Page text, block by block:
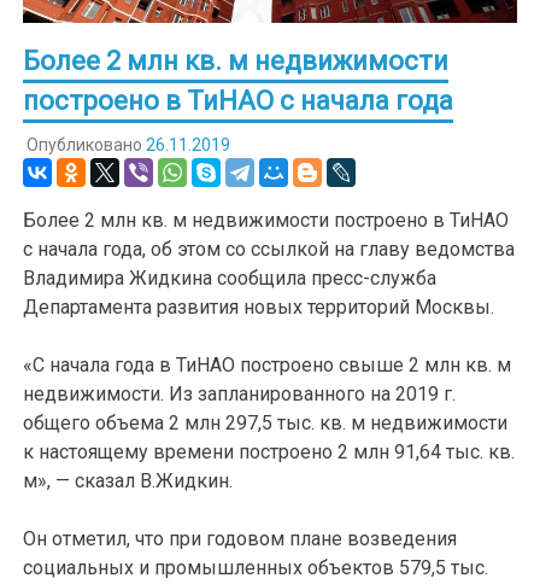
Более 2 млн кв. м недвижимости
построено в ТиНАО с начала года
Опубликовано 26.11.2019
Более 2 млн кв. м недвижимости построено в ТиНАО
с начала года, об этом со ссылкой на главу ведомства
Владимира Жидкина сообщила пресс-служба
Департамента развития новых территорий Москвы.
«С начала года в ТиНАО построено свыше 2 млн кв. м
недвижимости. Из запланированного на 2019 г.
общего объема 2 млн 297,5 тыс. кв. м недвижимости
к настоящему времени построено 2 млн 91,64 тыс. кв.
м», — сказал В.Жидкин.
Он отметил, что при годовом плане возведения
социальных и промышленных объектов 579,5 тыс.